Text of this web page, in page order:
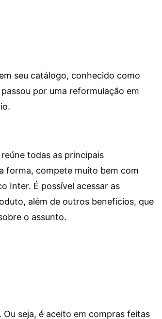
seu catálogo, conhecido como
por uma reformulação em
todas as principais
forma, compete muito bem com
Inter. É possível acessar as
além de outros benefícios, que
o assunto.
seja, é aceito em compras feitas